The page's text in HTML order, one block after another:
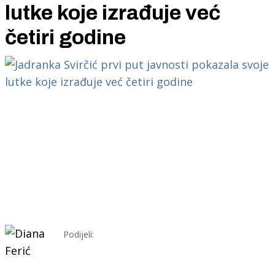
lutke koje izrađuje već
četiri godine
Podijeli: